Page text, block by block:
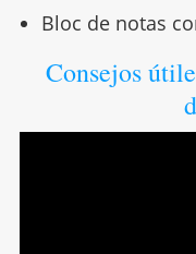
Bloc de notas
Consejos